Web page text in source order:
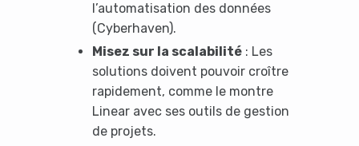
l’automatisation des données
(Cyberhaven).
Misez sur la scalabilité: Les
solutions doivent pouvoir croître
rapidement, comme le montre
Linear avec ses outils de gestion
de projets.